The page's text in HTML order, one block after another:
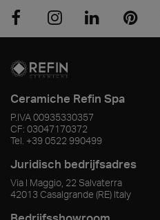
Ceramiche Refin Spa
P.IVA00935330357
CF: 03047170372
Tel. +39 0522 990499
Juridisch bedrijfsadres
Via I Maggio, 22 Salvaterra
42013 Casalgrande (RE) Italy